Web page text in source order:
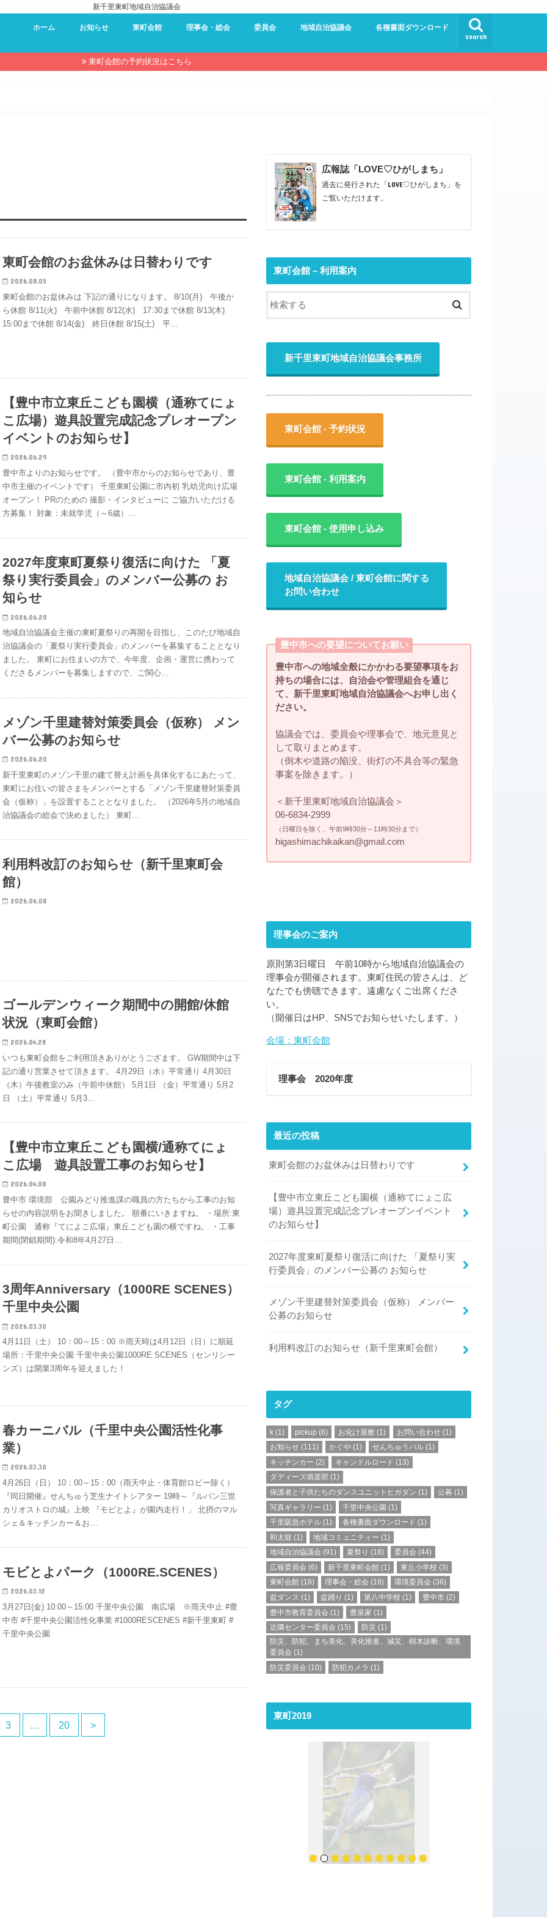
新千里東町地域自治協議会
search
ホーム お知らせ 東町会館
東町会館 – 利用案内
東町会館 – 予約状況
東町会館 – 使用申し込み
理事会・総会
理事会・総会
過去の理事会・総会資料
委員会
防災委員会
環境委員会
夏祭り
近隣センター委員会
キャンドルロード
東町会館
広報委員会
地域自治協議会 各種書面ダウンロード
東町会館の予約状況はこちら
東町会館のお盆休みは日替わりです
2026.08.05
東町会館のお盆休みは 下記の通りになります。 8/10(月) 午後か
ら休館 8/11(火) 午前中休館 8/12(水) 17:30まで休館 8/13(木)
15:00まで休館 8/14(金) 終日休館 8/15(土) 平…
【豊中市立東丘こども園横（通称てにょ
こ広場）遊具設置完成記念プレオープン
イベントのお知らせ】
2026.06.29
豊中市よりのお知らせです。 （豊中市からのお知らせであり、豊
中市主催のイベントです） 千里東町公園に市内初 乳幼児向け広場
オープン！ PRのための 撮影・インタビューに ご協力いただける
方募集！ 対象：未就学児（～6歳）…
2027年度東町夏祭り復活に向けた 「夏
祭り実行委員会」のメンバー公募の お
知らせ
2026.06.20
地域自治協議会主催の東町夏祭りの再開を目指し、このたび地域自
治協議会の「夏祭り実行委員会」のメンバーを募集することとなり
ました。 東町にお住まいの方で、今年度、企画・運営に携わって
くださるメンバーを募集しますので、ご関心…
メゾン千里建替対策委員会（仮称） メン
バー公募のお知らせ
2026.06.20
新千里東町のメゾン千里の建て替え計画を具体化するにあたって、
東町にお住いの皆さまをメンバーとする「メゾン千里建替対策委員
会（仮称）」を設置することとなりました。 （2026年5月の地域自
治協議会の総会で決めました） 東町…
利用料改訂のお知らせ（新千里東町会
館）
2026.06.08
ゴールデンウィーク期間中の開館/休館
状況（東町会館）
2026.04.28
いつも東町会館をご利用頂きありがとうござます。 GW期間中は下
記の通り営業させて頂きます。 4月29日（水）平常通り 4月30日
（木）午後教室のみ（午前中休館） 5月1日 （金）平常通り 5月2
日 （土）平常通り 5月3…
【豊中市立東丘こども園横/通称てにょ
こ広場 遊具設置工事のお知らせ】
2026.04.08
豊中市 環境部 公園みどり推進課の職員の方たちから工事のお知
らせの内容説明をお聞きしました。 順番にいきますね。 ・場所:東
町公園 通称『てによこ広場』東丘こども園の横ですね。 ・工事
期間(閉鎖期間):令和8年4月27日…
3周年Anniversary（1000RE SCENES）
千里中央公園
2026.03.30
4月11日（土） 10：00～15：00 ※雨天時は4月12日（日）に順延
場所：千里中央公園 千里中央公園1000RE SCENES（センリシー
ンズ）は開業3周年を迎えました！
春カーニバル（千里中央公園活性化事
業）
2026.03.30
4月26日（日） 10：00～15：00（雨天中止・体育館ロビー除く）
『同日開催』せんちゅう芝生ナイトシアター 19時～『ルパン三世
カリオストロの城』上映 『モビとよ』が園内走行！」 北摂のマル
シェ＆キッチンカー＆お…
モビとよパーク（1000RE.SCENES）
2026.03.12
3月27日(金) 10:00～15:00 千里中央公園 南広場 ※雨天中止 #豊
中市 #千里中央公園活性化事業 #1000RESCENES #新千里東町 #
千里中央公園
3 … 20 >
広報誌「LOVE♡ひがしまち」
過去に発行された「LOVE♡ひがしまち」を
ご覧いただけます。
東町会館 – 利用案内
新千里東町地域自治協議会事務所
東町会館 - 予約状況
東町会館 - 利用案内
東町会館 - 使用申し込み
地域自治協議会 / 東町会館に関する
お問い合わせ
豊中市への要望についてお願い
豊中市への地域全般にかかわる要望事項をお
持ちの場合には、自治会や管理組合を通じ
て、新千里東町地域自治協議会へお申し出く
ださい。
協議会では、委員会や理事会で、地元意見と
して取りまとめます。
（倒木や道路の陥没、街灯の不具合等の緊急
事案を除きます。）
＜新千里東町地域自治協議会＞
06-6834-2999
（日曜日を除く、午前9時30分～11時30分まで）
higashimachikaikan@gmail.com
理事会のご案内
原則第3日曜日 午前10時から地域自治協議会の
理事会が開催されます。東町住民の皆さんは、ど
なたでも傍聴できます。遠慮なくご出席くださ
い。
（開催日はHP、SNSでお知らせいたします。）
会場：東町会館
理事会 2020年度
最近の投稿
東町会館のお盆休みは日替わりです
【豊中市立東丘こども園横（通称てにょこ広
場）遊具設置完成記念プレオープンイベント
のお知らせ】
2027年度東町夏祭り復活に向けた 「夏祭り実
行委員会」のメンバー公募の お知らせ
メゾン千里建替対策委員会（仮称） メンバー
公募のお知らせ
利用料改訂のお知らせ（新千里東町会館）
タグ
k (1) pickup (6) お化け屋敷 (1) お問い合わせ(1)
お知らせ (111) かぐや (1) せんちゅうパル (1)
キッチンカー (2) キャンドルロード (13)
ダディーズ俱楽部 (1)
保護者と子供たちのダンスユニットヒガダン (1) 公募 (1)
写真ギャラリー (1) 千里中央公園 (1)
千里阪急ホテル (1) 各種書面ダウンロード (1)
和太鼓 (1) 地域コミュニティー (1)
地域自治協議会 (91) 夏祭り (18) 委員会 (44)
広報委員会 (6) 新千里東町会館 (1) 東丘小学校 (3)
東町会館 (18) 理事会・総会 (18) 環境委員会 (36)
盆ダンス (1) 盆踊り (1) 第八中学校 (1) 豊中市(2)
豊中市教育委員会 (1) 豊泉家 (1)
近隣センター委員会 (15) 防災 (1)
防災、防犯、まち美化、美化推進、減災、樹木診断、環境
委員会 (1)
防災委員会 (10) 防犯カメラ (1)
東町2019